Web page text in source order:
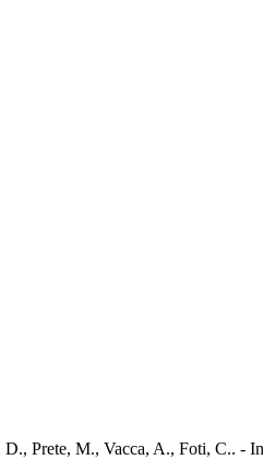
D., Prete, M., Vacca, A., Foti, C..